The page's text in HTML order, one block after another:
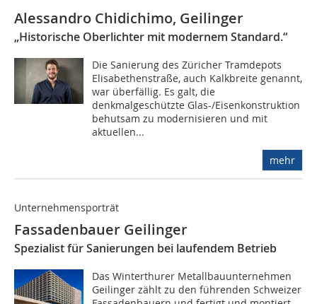
Alessandro Chidichimo, Geilinger
„Historische Oberlichter mit modernem Standard.“
Die Sanierung des Züricher Tramdepots
Elisabethenstraße, auch Kalkbreite genannt,
war überfällig. Es galt, die
denkmalgeschützte Glas-/Eisenkonstruktion
behutsam zu modernisieren und mit
aktuellen...
mehr
Unternehmensporträt
Fassadenbauer Geilinger
Spezialist für Sanierungen bei laufendem Betrieb
Das Winterthurer Metallbauunternehmen
Geilinger zählt zu den führenden Schweizer